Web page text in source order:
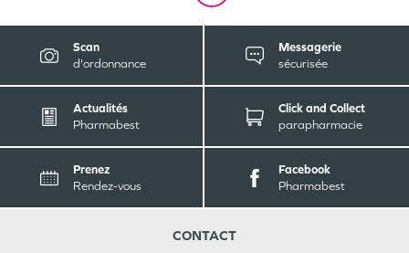
Scan
d'ordonnance
Messagerie
sécurisée
Actualités
Pharmabest
Click and Collect
parapharmacie
Prenez
Rendez-vous
Facebook
Pharmabest
CONTACT